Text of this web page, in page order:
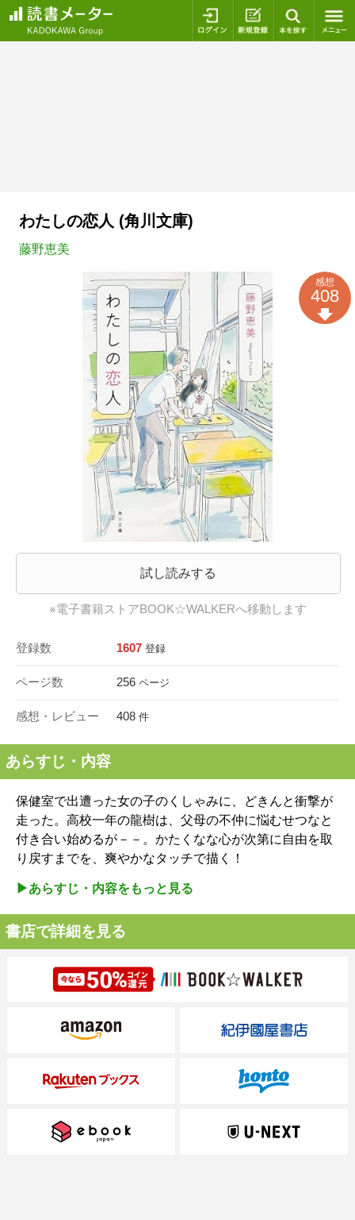
ログイン 新規登録
わたしの恋人 (角川文庫)
藤野恵美
試し読みする
※電子書籍ストアBOOK☆WALKERへ移動します
登録数 1607 登録
ページ数 256 ページ
感想・レビュー 408 件
感想
408
あらすじ・内容
保健室で出遭った女の子のくしゃみに、どきんと衝撃が
走った。高校一年の龍樹は、父母の不仲に悩むせつなと
付き合い始めるが－－。かたくなな心が次第に自由を取
り戻すまでを、爽やかなタッチで描く！
▶︎あらすじ・内容をもっと見る
書店で詳細を見る